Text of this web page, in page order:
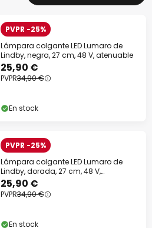
PVPR -25%
Lámpara colgante LED Lumaro de
Lindby, negra, 27 cm, 48 V, atenuable
25,90 €
PVPR34,90 €
En stock
PVPR -25%
Lámpara colgante LED Lumaro de
Lindby, dorada, 27 cm, 48 V,
atenuable
25,90 €
PVPR34,90 €
En stock